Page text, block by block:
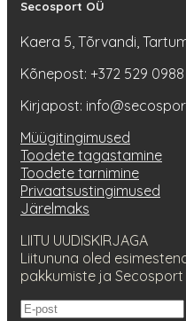
Secosport OÜ
Kaera 5, Tõrvandi,
Kõnepost: +372 529 0988
Kirjapost:
Müügitingimused
Toodete tagastamine
Toodete tarnimine
Privaatsustingimused
Järelmaks
LIITU UUDISKIRJAGA
Liitununa oled
pakkumiste ja